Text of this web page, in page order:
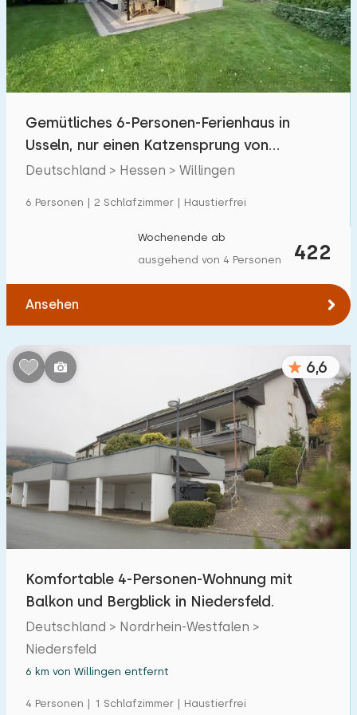
Schwimmbad 0
Eingezäunter Garten 1
Haustierfrei
Ladestation Auto
€ 0 — € 1000+
Schlafzimmern:
4 5
Badezimmer:
1 2 3 4 5
Entfernungen
Von Willingen(max. km):
Zum Meer
Gemütliches 6-Personen-Ferienhaus in
Usseln, nur einen Katzensprung von
Willingen entfernt
Deutschland > Hessen > Willingen
6 Personen | 2 Schlafzimmer | Haustierfrei
422
Wochenende ab
ausgehend von 4 Personen
Ansehen
6,6
Komfortable 4-Personen-Wohnung mit
Balkon und Bergblick in Niedersfeld.
Deutschland > Nordrhein-Westfalen >
Niedersfeld
6 km von Willingen entfernt
4 Personen | 1 Schlafzimmer | Haustierfrei